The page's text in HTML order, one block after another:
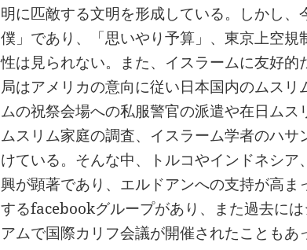
明に匹敵する文明を形成している。しかし
僕」であり、「思いやり予算」、東京上空規
性は見られない。また、イスラームに友好的
局はアメリカの意向に従い日本国内のムス
ムの祝祭会場への私服警官の派遣や在日ムス
ムスリム家庭の調査、イスラーム学者のハ
けている。そんな中、トルコやインドネシア
興が顕著であり、エルドアンへの支持が高
するfacebookグループがあり、また過去に
アムで国際カリフ会議が開催されたこともあ